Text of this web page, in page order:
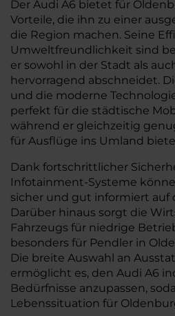
Der Audi A6 bietet für
Vorteile, die ihn zu einer
die Region machen. Seine
Umweltfreundlichkeit sind
er sowohl in der Stadt als
hervorragend abschneidet.
und die moderne
perfekt für die städtische
während er gleichzeitig
für Ausflüge ins Umland
Dank fortschrittlicher
Infotainment-Systeme
sicher und gut informiert auf
Darüber hinaus sorgt die
Fahrzeugs für niedrige
besonders für Pendler in
Die breite Auswahl an
ermöglicht es, den Audi A6
Bedürfnisse anzupassen,
Lebenssituation für